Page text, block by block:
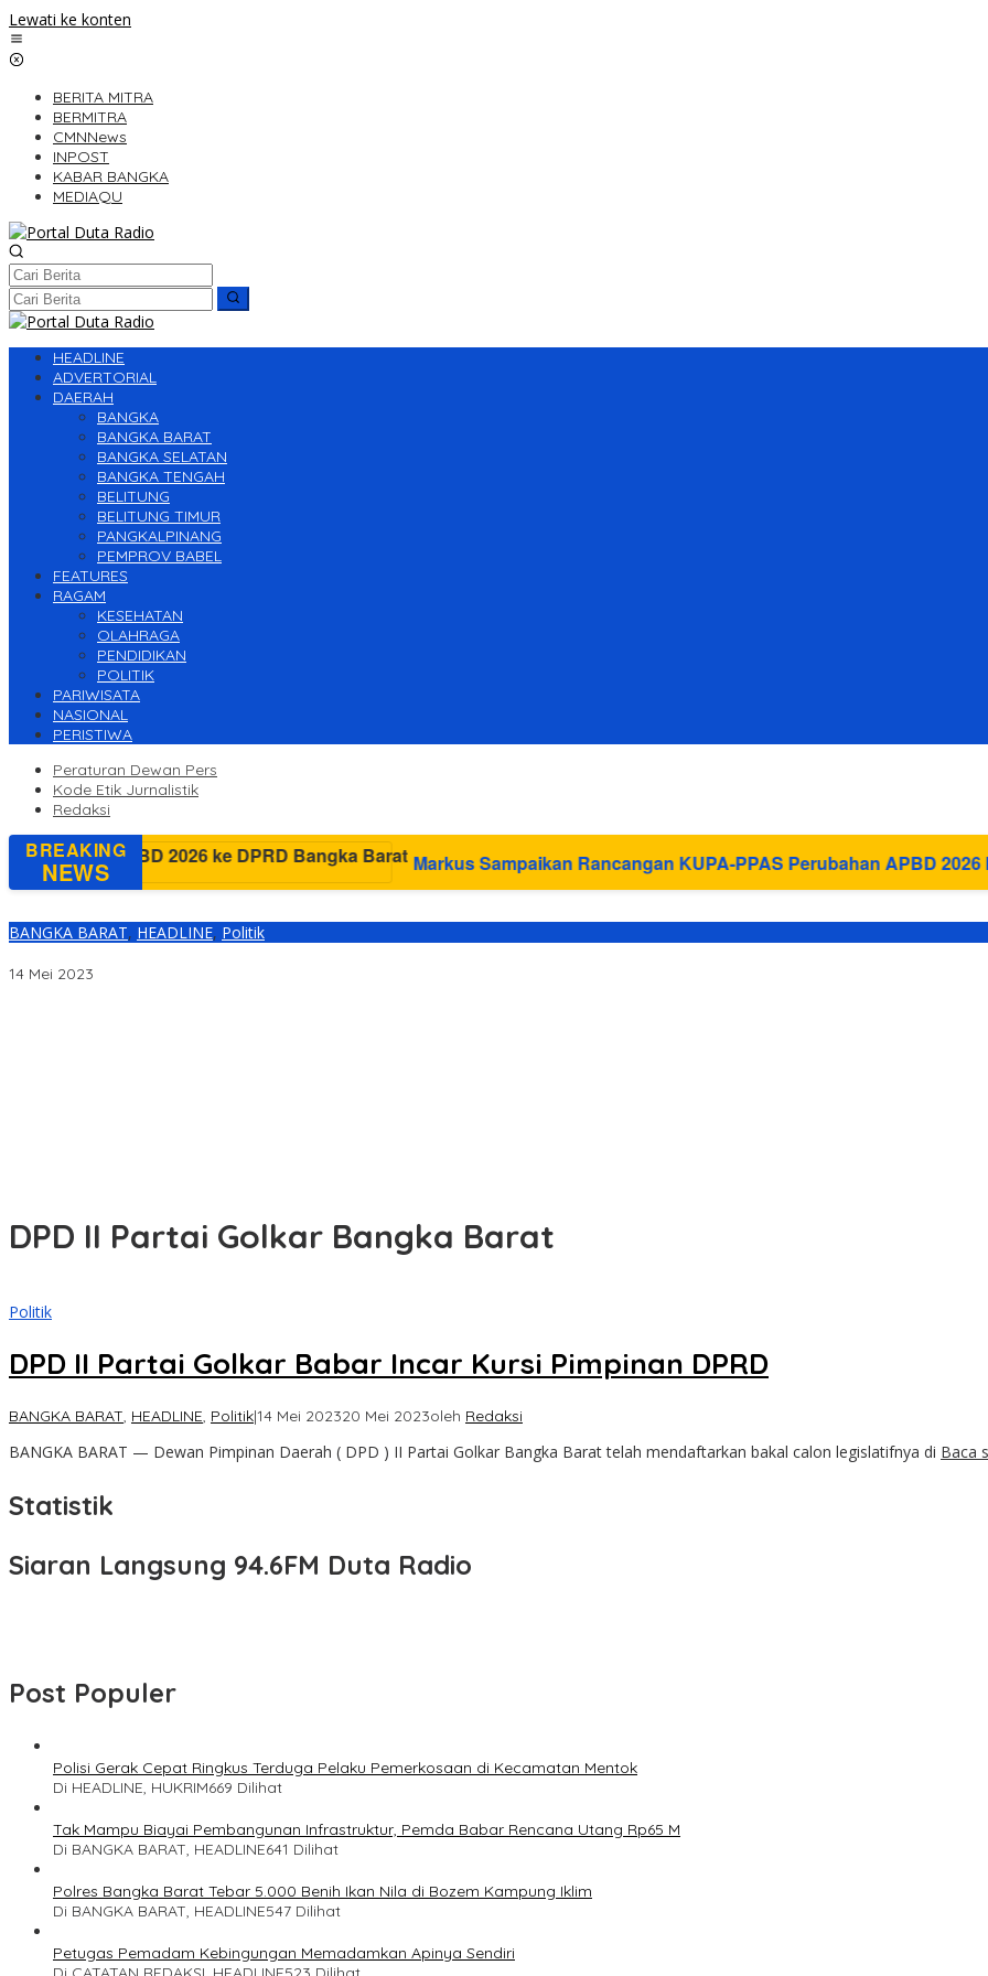
Lewati ke konten
BERITA MITRA
BERMITRA
CMNNews
INPOST
KABAR BANGKA
MEDIAQU
HEADLINE
ADVERTORIAL
DAERAH
BANGKA
BANGKA BARAT
BANGKA SELATAN
BANGKA TENGAH
BELITUNG
BELITUNG TIMUR
PANGKALPINANG
PEMPROV BABEL
FEATURES
RAGAM
KESEHATAN
OLAHRAGA
PENDIDIKAN
POLITIK
PARIWISATA
NASIONAL
PERISTIWA
Peraturan Dewan Pers
Kode Etik Jurnalistik
Redaksi
BREAKING
NEWS Markus Sampaikan Rancangan KUPA-PPAS Perubahan APBD 2026 ke DPRD
BANGKA BARAT, HEADLINE, Politik
14 Mei 2023
DPD II Partai Golkar Bangka Barat
Politik
DPD II Partai Golkar Babar Incar Kursi Pimpinan DPRD
BANGKA BARAT, HEADLINE, Politik|14 Mei 202320 Mei 2023oleh Redaksi
BANGKA BARAT — Dewan Pimpinan Daerah ( DPD ) II Partai Golkar Bangka Barat telah mendaftarkan bakal calon legislatifnya di Baca
Statistik
Siaran Langsung 94.6FM Duta Radio
Post Populer
Polisi Gerak Cepat Ringkus Terduga Pelaku Pemerkosaan di Kecamatan Mentok
Di HEADLINE, HUKRIM669 Dilihat
Tak Mampu Biayai Pembangunan Infrastruktur, Pemda Babar Rencana Utang Rp65 M
Di BANGKA BARAT, HEADLINE641 Dilihat
Polres Bangka Barat Tebar 5.000 Benih Ikan Nila di Bozem Kampung Iklim
Di BANGKA BARAT, HEADLINE547 Dilihat
Petugas Pemadam Kebingungan Memadamkan Apinya Sendiri